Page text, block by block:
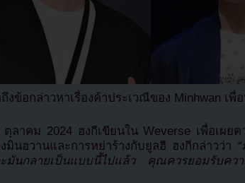
งข้อกล่าวหาเรื่องค้าประเวณีของ Minhwan เพื่
ลาคม 2024 ฮงกีเขียนใน Weverse เพื่อเผยค
มินฮวานและการหย่าร้างกับยูลฮี ฮงกีกล่าวว่า
ะมันกลายเป็นแบบนี้ไปแล้ว คุณควรยอมรับคว